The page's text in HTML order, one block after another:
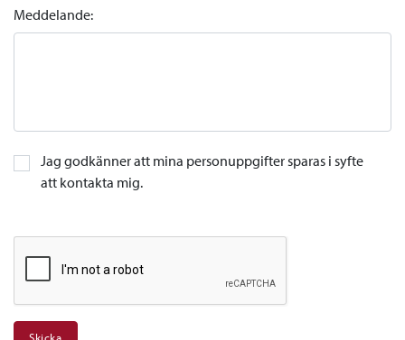
Meddelande:
Jag godkänner att mina personuppgifter sparas i syfte
att kontakta mig.